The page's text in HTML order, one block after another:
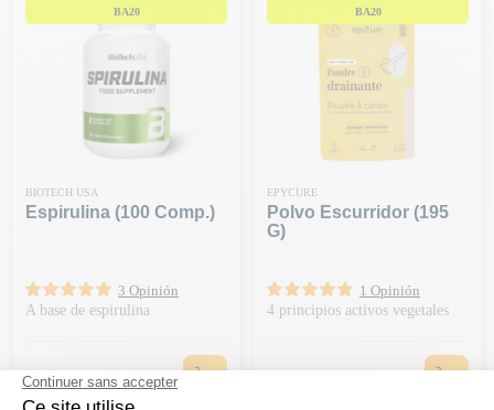
BA20
BIOTECH USA
Espirulina (100 Comp.)
3 Opinión
A base de espirulina
Precio
12,90 €
BA20
EPYCURE
Polvo Escurridor (195
G)
1 Opinión
4 principios activos vegetales